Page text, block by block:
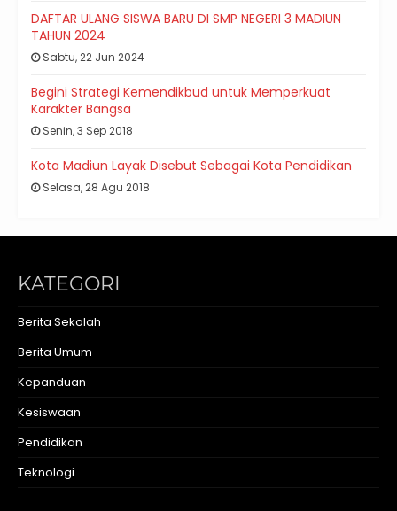
DAFTAR ULANG SISWA BARU DI SMP NEGERI 3 MADIUN
TAHUN 2024
Sabtu, 22 Jun 2024
Begini Strategi Kemendikbud untuk Memperkuat
Karakter Bangsa
Senin, 3 Sep 2018
Kota Madiun Layak Disebut Sebagai Kota Pendidikan
Selasa, 28 Agu 2018
KATEGORI
Berita Sekolah
Berita Umum
Kepanduan
Kesiswaan
Pendidikan
Teknologi